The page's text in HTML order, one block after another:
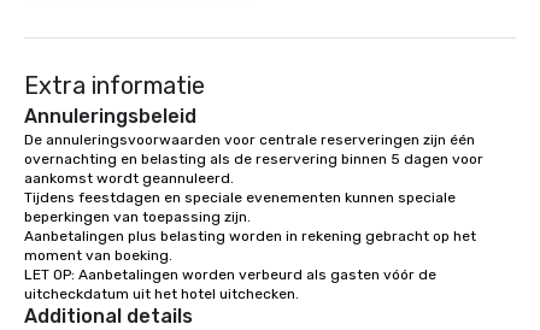
Extra informatie
Annuleringsbeleid
De annuleringsvoorwaarden voor centrale reserveringen zijn één
overnachting en belasting als de reservering binnen 5 dagen voor
aankomst wordt geannuleerd.
Tijdens feestdagen en speciale evenementen kunnen speciale
beperkingen van toepassing zijn.
Aanbetalingen plus belasting worden in rekening gebracht op het
moment van boeking.
LET OP: Aanbetalingen worden verbeurd als gasten vóór de
uitcheckdatum uit het hotel uitchecken.
Additional details